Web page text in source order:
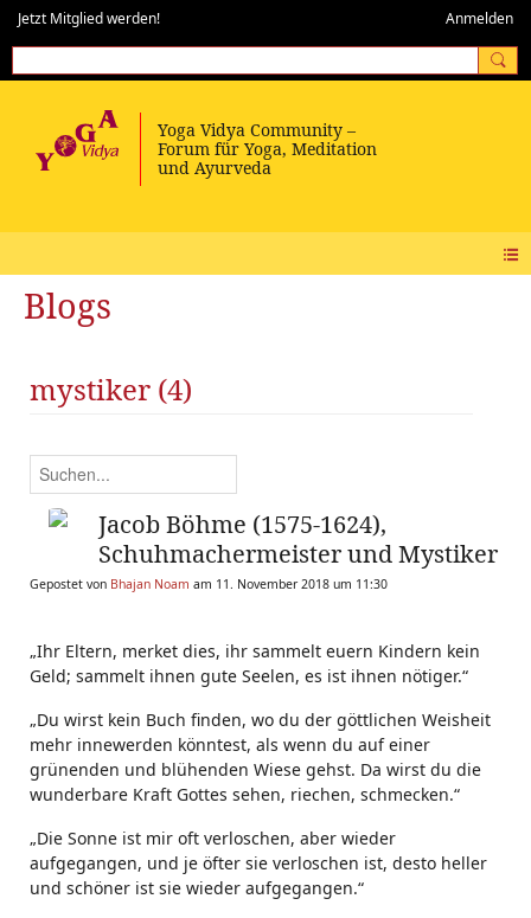
Jetzt Mitglied werden! Anmelden
Blogs
mystiker (4)
Jacob Böhme (1575-1624),
Schuhmachermeister und Mystiker
Gepostet von Bhajan Noam am 11. November 2018 um 11:30
„Ihr Eltern, merket dies, ihr sammelt euern Kindern kein
Geld; sammelt ihnen gute Seelen, es ist ihnen nötiger.“
„Du wirst kein Buch finden, wo du der göttlichen Weisheit
mehr innewerden könntest, als wenn du auf einer
grünenden und blühenden Wiese gehst. Da wirst du die
wunderbare Kraft Gottes sehen, riechen, schmecken.“
„Die Sonne ist mir oft verloschen, aber wieder
aufgegangen, und je öfter sie verloschen ist, desto heller
und schöner ist sie wieder aufgegangen.“